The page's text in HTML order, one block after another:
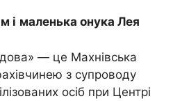
і маленька онука Лея
— це Махнівська
з супроводу
осіб при Центрі